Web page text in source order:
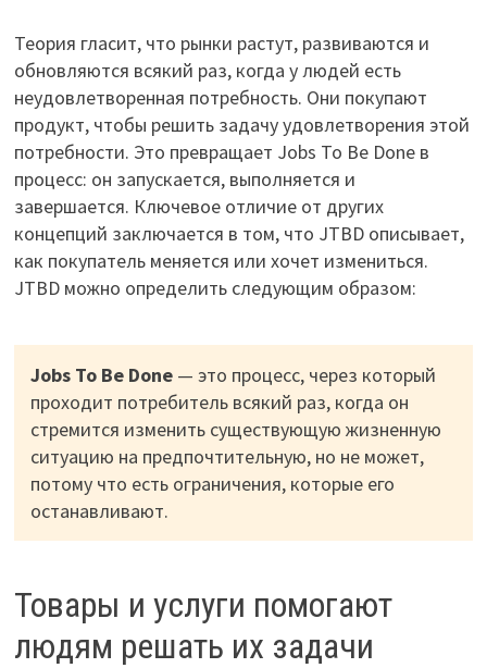
Теория гласит, что рынки растут, развиваются и
обновляются всякий раз, когда у людей есть
неудовлетворенная потребность. Они покупают
продукт, чтобы решить задачу удовлетворения этой
потребности. Это превращает Jobs To Be Done в
процесс: он запускается, выполняется и
завершается. Ключевое отличие от других
концепций заключается в том, что JTBD описывает,
как покупатель меняется или хочет измениться.
JTBD можно определить следующим образом:
Jobs To Be Done— это процесс, через который
проходит потребитель всякий раз, когда он
стремится изменить существующую жизненную
ситуацию на предпочтительную, но не может,
потому что есть ограничения, которые его
останавливают.
Товары и услуги помогают
людям решать их задачи